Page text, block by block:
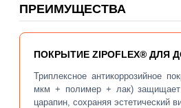
ПРЕИМУЩЕСТВА
ПОКРЫТИЕ ZIPOFLEX® ДЛЯ
Триплексное антикоррозийное
мкм + полимер + лак) защищает
царапин, сохраняя эстетический